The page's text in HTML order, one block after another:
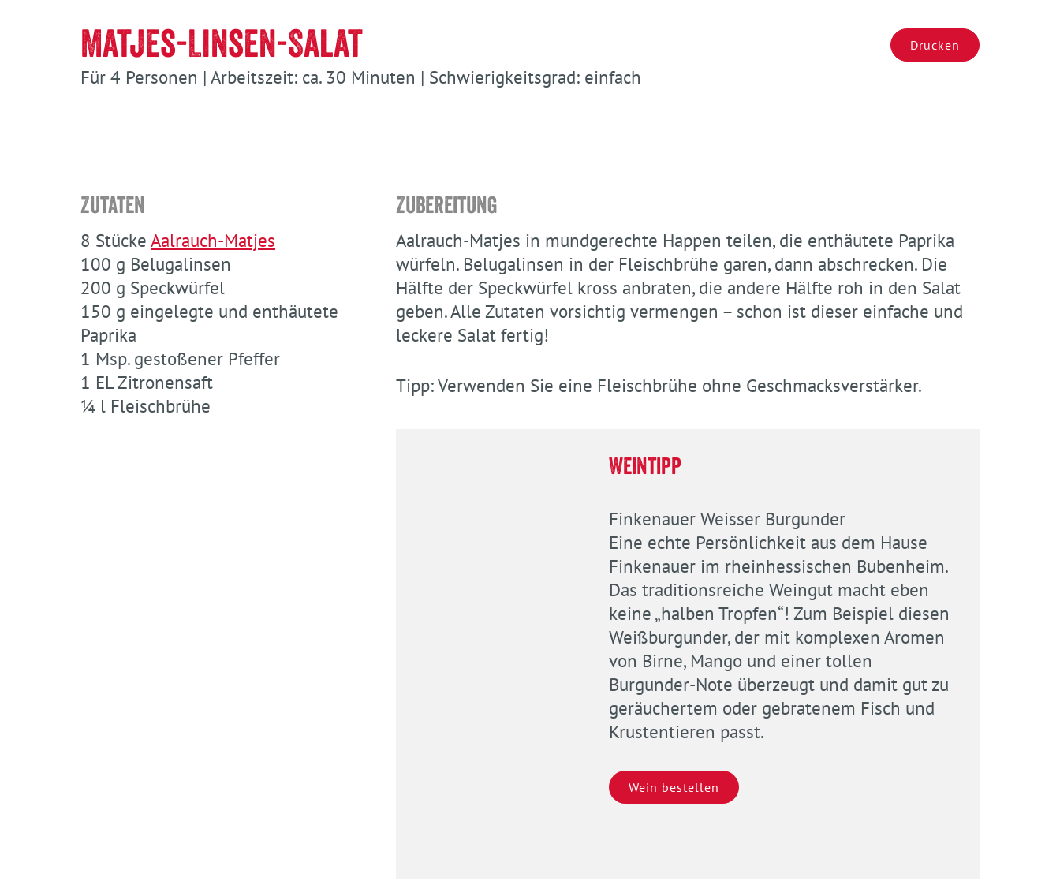
Matjes-Linsen-Salat
Für 4 Personen | Arbeitszeit: ca. 30 Minuten | Schwierigkeitsgrad: einfach
Drucken
Zutaten
8 Stücke Aalrauch-Matjes
100 g Belugalinsen
200 g Speckwürfel
150 g eingelegte und enthäutete
Paprika
1 Msp. gestoßener Pfeffer
1 EL Zitronensaft
¼ l Fleischbrühe
Zubereitung
Aalrauch-Matjes in mundgerechte Happen teilen, die enthäutete Paprika
würfeln. Belugalinsen in der Fleischbrühe garen, dann abschrecken. Die
Hälfte der Speckwürfel kross anbraten, die andere Hälfte roh in den Salat
geben. Alle Zutaten vorsichtig vermengen – schon ist dieser einfache und
leckere Salat fertig!
Tipp: Verwenden Sie eine Fleischbrühe ohne Geschmacksverstärker.
Weintipp
Finkenauer Weisser Burgunder
Eine echte Persönlichkeit aus dem Hause
Finkenauer im rheinhessischen Bubenheim.
Das traditionsreiche Weingut macht eben
keine „halben Tropfen“! Zum Beispiel diesen
Weißburgunder, der mit komplexen Aromen
von Birne, Mango und einer tollen
Burgunder-Note überzeugt und damit gut zu
geräuchertem oder gebratenem Fisch und
Krustentieren passt.
Wein bestellen